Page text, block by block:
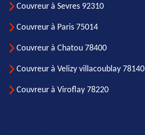
Couvreur à Sevres 92310
Couvreur à Paris 75014
Couvreur à Chatou 78400
Couvreur à Velizy villacoublay 78140
Couvreur à Viroflay 78220